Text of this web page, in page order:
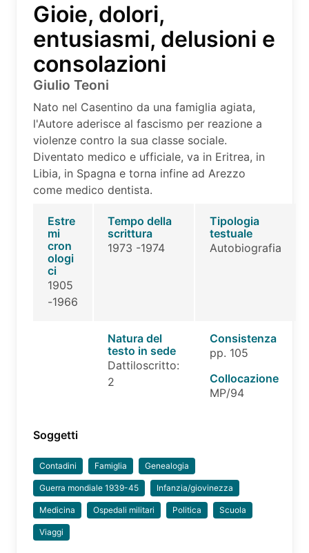
Gioie, dolori,
entusiasmi, delusioni e
consolazioni
Giulio Teoni
Nato nel Casentino da una famiglia agiata,
l'Autore aderisce al fascismo per reazione a
violenze contro la sua classe sociale.
Diventato medico e ufficiale, va in Eritrea, in
Libia, in Spagna e torna infine ad Arezzo
come medico dentista.
Estre
mi
cron
ologi
ci
1905
-1966
Tempo della
scrittura
1973 -1974
Tipologia
testuale
Autobiografia
Natura del
testo in sede
Dattiloscritto:
2
Consistenza
pp. 105
Collocazione
MP/94
Soggetti
Contadini Famiglia Genealogia
Guerra mondiale 1939-45 Infanzia/giovinezza
Medicina Ospedali militari Politica Scuola
Viaggi